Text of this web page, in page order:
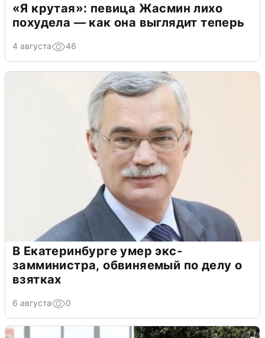
«Я крутая»: певица Жасмин лихо
похудела — как она выглядит теперь
4 августа 46
В Екатеринбурге умер экс-
замминистра, обвиняемый по делу о
взятках
6 августа 0